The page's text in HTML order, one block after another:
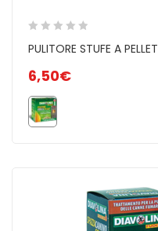
PULITORE STUFE A PELLET
6,50€